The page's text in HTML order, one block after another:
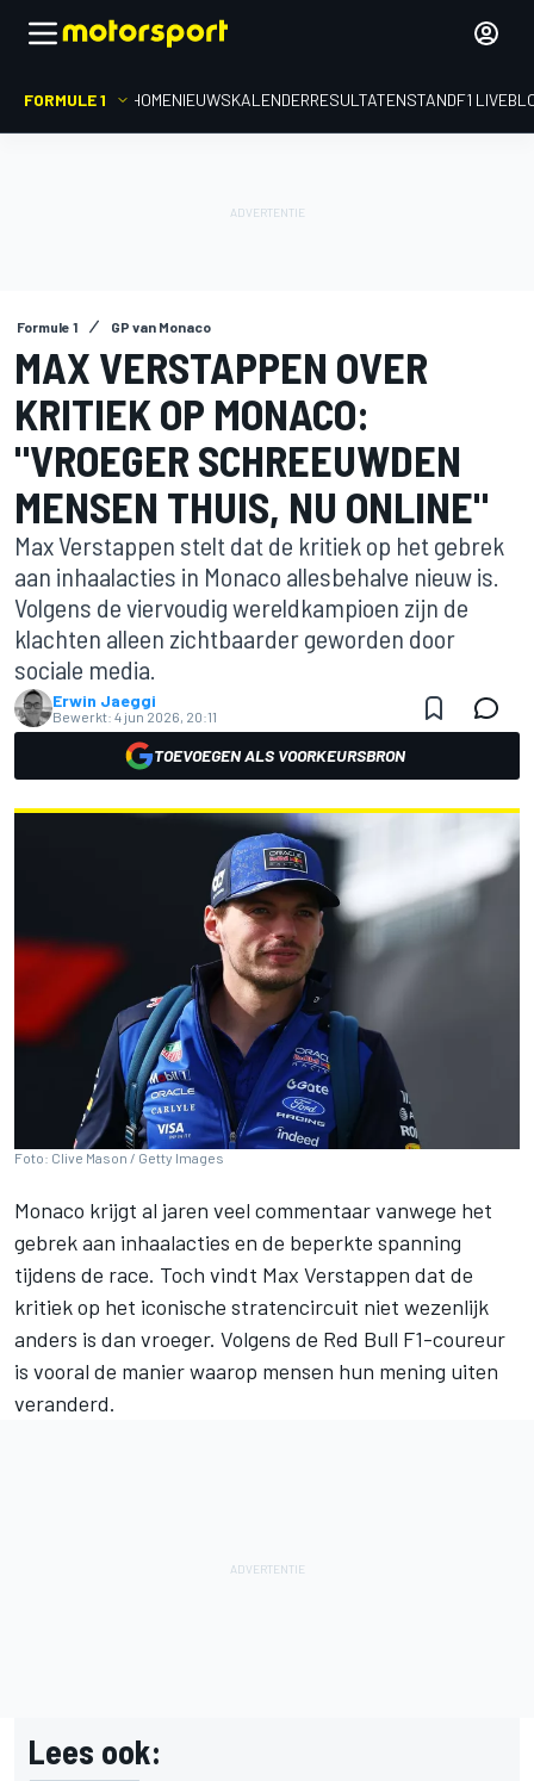
FORMULE 1 HOMENIEUWSKALENDERRESULTATENSTANDF1
Formule 1 GP van Monaco
MAX VERSTAPPEN OVER
KRITIEK OP MONACO:
"VROEGER SCHREEUWDEN
MENSEN THUIS, NU ONLINE"
Max Verstappen stelt dat de kritiek op het gebrek
aan inhaalacties in Monaco allesbehalve nieuw is.
Volgens de viervoudig wereldkampioen zijn de
klachten alleen zichtbaarder geworden door
sociale media.
Erwin Jaeggi
Bewerkt: 4 jun 2026, 20:11
TOEVOEGEN ALS VOORKEURSBRON
Foto: Clive Mason / Getty Images
Monaco krijgt al jaren veel commentaar vanwege het
gebrek aan inhaalacties en de beperkte spanning
tijdens de race. Toch vindt Max Verstappen dat de
kritiek op het iconische stratencircuit niet wezenlijk
anders is dan vroeger. Volgens de Red Bull F1-coureur
is vooral de manier waarop mensen hun mening uiten
veranderd.
Lees ook: